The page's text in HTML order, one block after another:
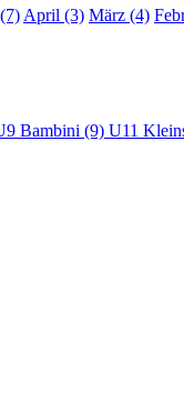
April (3) März (4)
Bambini (9) U11